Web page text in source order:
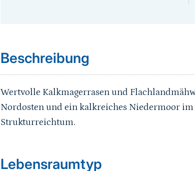
Beschreibung
Wertvolle Kalkmagerrasen und
Nordosten und ein kalkreiches Niedermoor
Strukturreichtum.
Sprungmarke
Lebensraumtyp